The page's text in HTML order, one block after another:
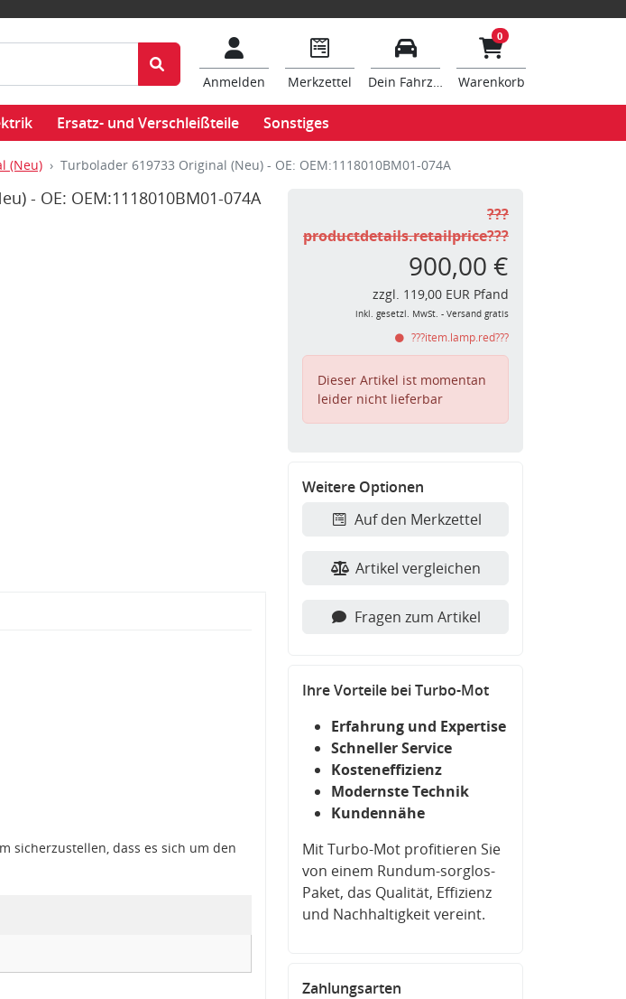
Anmelden Merkzettel Dein Fahrzeug
0
Warenkorb
Ersatz- und Verschleißteile Sonstiges
(Neu) Turbolader 619733 Original (Neu) - OE: OEM:1118010BM01-074A
- OE: OEM:1118010BM01-074A
sicherzustellen, dass es sich um den
???
productdetails.retailprice???
900,00 €
zzgl. 119,00 EUR Pfand
inkl. gesetzl. MwSt. - Versand gratis
???item.lamp.red???
Dieser Artikel ist momentan
leider nicht lieferbar
Weitere Optionen
Auf den Merkzettel
Artikel vergleichen
Fragen zum Artikel
Ihre Vorteile bei Turbo-Mot
Erfahrung und Expertise
Schneller Service
Kosteneffizienz
Modernste Technik
Kundennähe
Mit Turbo-Mot profitieren Sie
von einem Rundum-sorglos-
Paket, das Qualität, Effizienz
und Nachhaltigkeit vereint.
Zahlungsarten